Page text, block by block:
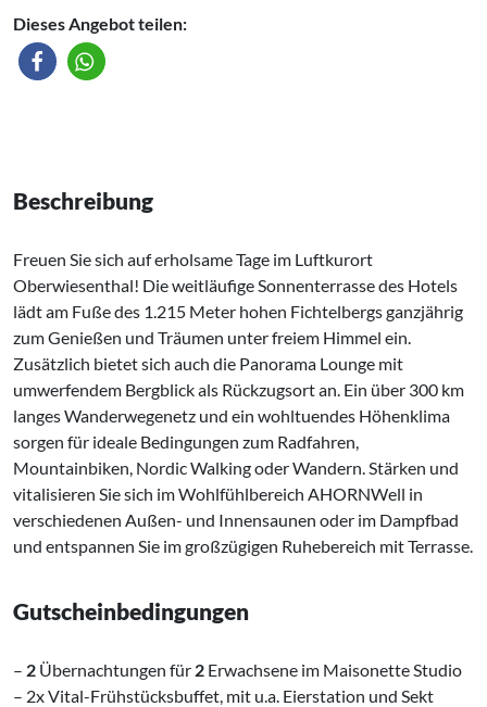
Dieses Angebot teilen:
Beschreibung
Freuen Sie sich auf erholsame Tage im Luftkurort
Oberwiesenthal! Die weitläufige Sonnenterrasse des Hotels
lädt am Fuße des 1.215 Meter hohen Fichtelbergs ganzjährig
zum Genießen und Träumen unter freiem Himmel ein.
Zusätzlich bietet sich auch die Panorama Lounge mit
umwerfendem Bergblick als Rückzugsort an. Ein über 300 km
langes Wanderwegenetz und ein wohltuendes Höhenklima
sorgen für ideale Bedingungen zum Radfahren,
Mountainbiken, Nordic Walking oder Wandern. Stärken und
vitalisieren Sie sich im Wohlfühlbereich AHORNWell in
verschiedenen Außen- und Innensaunen oder im Dampfbad
und entspannen Sie im großzügigen Ruhebereich mit Terrasse.
Gutscheinbedingungen
– 2 Übernachtungen für 2 Erwachsene im Maisonette Studio
– 2x Vital-Frühstücksbuffet, mit u.a. Eierstation und Sekt